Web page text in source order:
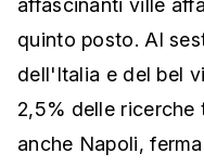
affascinanti ville
quinto posto. Al
dell'Italia e del bel
2,5% delle
anche Napoli,